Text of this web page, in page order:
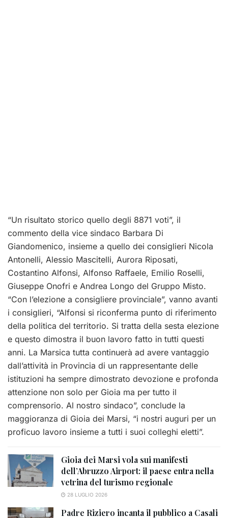
“Un risultato storico quello degli 8871 voti”, il
commento della vice sindaco Barbara Di
Giandomenico, insieme a quello dei consiglieri Nicola
Antonelli, Alessio Mascitelli, Aurora Riposati,
Costantino Alfonsi, Alfonso Raffaele, Emilio Roselli,
Giuseppe Onofri e Andrea Longo del Gruppo Misto.
“Con l’elezione a consigliere provinciale”, vanno avanti
i consiglieri, “Alfonsi si riconferma punto di riferimento
della politica del territorio. Si tratta della sesta elezione
e questo dimostra il buon lavoro fatto in tutti questi
anni. La Marsica tutta continuerà ad avere vantaggio
dall’attività in Provincia di un rappresentante delle
istituzioni ha sempre dimostrato devozione e profonda
attenzione non solo per Gioia ma per tutto il
comprensorio. Al nostro sindaco”, conclude la
maggioranza di Gioia dei Marsi, “i nostri auguri per un
proficuo lavoro insieme a tutti i suoi colleghi eletti”.
Gioia dei Marsi vola sui manifesti
dell’Abruzzo Airport: il paese entra nella
vetrina del turismo regionale
28 LUGLIO 2026
Padre Riziero incanta il pubblico a Casali